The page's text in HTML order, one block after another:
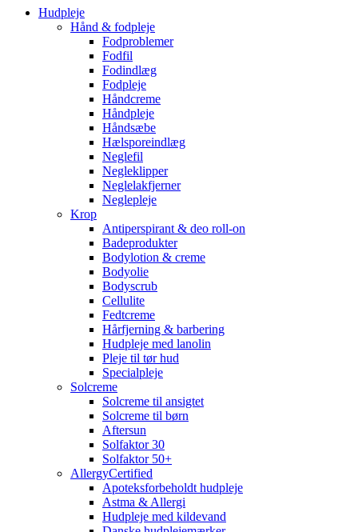
Hudpleje
Hånd & fodpleje
Fodproblemer
Fodfil
Fodindlæg
Fodpleje
Håndcreme
Håndpleje
Håndsæbe
Hælsporeindlæg
Neglefil
Negleklipper
Neglelakfjerner
Neglepleje
Krop
Antiperspirant & deo roll-on
Badeprodukter
Bodylotion & creme
Bodyolie
Bodyscrub
Cellulite
Fedtcreme
Hårfjerning & barbering
Hudpleje med lanolin
Pleje til tør hud
Specialpleje
Solcreme
Solcreme til ansigtet
Solcreme til børn
Aftersun
Solfaktor 30
Solfaktor 50+
AllergyCertified
Apoteksforbeholdt hudpleje
Astma & Allergi
Hudpleje med kildevand